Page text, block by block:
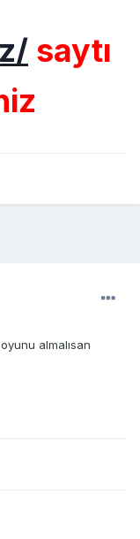
saytı
almalısan